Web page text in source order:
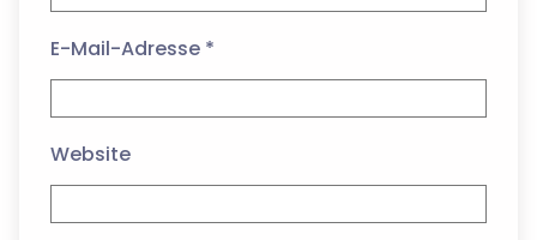
E-Mail-Adresse *
Website